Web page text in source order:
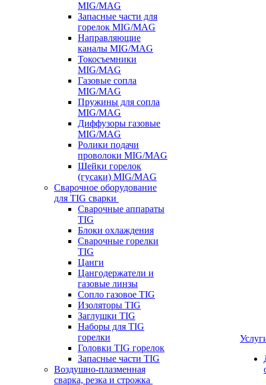
MIG/MAG
Запасные части для
горелок MIG/MAG
Направляющие
каналы MIG/MAG
Токосъемники
MIG/MAG
Газовые сопла
MIG/MAG
Пружины для сопла
MIG/MAG
Диффузоры газовые
MIG/MAG
Ролики подачи
проволоки MIG/MAG
Шейки горелок
(гусаки) MIG/MAG
Сварочное оборудование
для TIG сварки
Сварочные аппараты
TIG
Блоки охлаждения
Сварочные горелки
TIG
Цанги
Цангодержатели и
газовые линзы
Сопло газовое TIG
Изоляторы TIG
Заглушки TIG
Наборы для TIG
горелки
Головки TIG горелок
Запасные части TIG
Воздушно-плазменная
сварка, резка и строжка